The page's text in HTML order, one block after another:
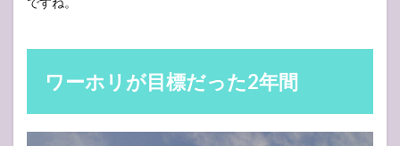
ワーホリが目標だった2年間